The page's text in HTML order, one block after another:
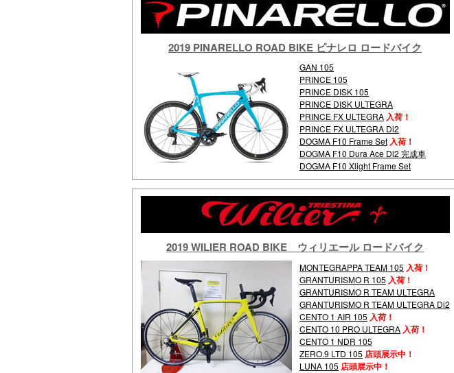
2019 PINARELLO ROAD BIKE ピナレロ ロードバイク
GAN 105
PRINCE 105
PRINCE DISK 105
PRINCE DISK ULTEGRA
PRINCE FX ULTEGRA 入荷！
PRINCE FX ULTEGRA Di2
DOGMA F10 Frame Set 入荷！
DOGMA F10 Dura Ace Di2 完成車
DOGMA F10 Xlight Frame Set
2019 WILIER ROAD BIKE ウィリエール ロードバイク
MONTEGRAPPA TEAM 105 入荷！
GRANTURISMO R 105 入荷！
GRANTURISMO R TEAM ULTEGRA
GRANTURISMO R TEAM ULTEGRA Di2
CENTO 1 AIR 105 入荷！
CENTO 10 PRO ULTEGRA 入荷！
CENTO 1 NDR 105
ZERO.9 LTD 105 店頭展示中！
LUNA 105 店頭展示中！